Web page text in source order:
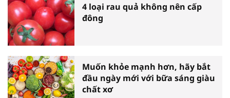
4 loại rau quả không nên cấp
đông
Muốn khỏe mạnh hơn, hãy bắt
đầu ngày mới với bữa sáng giàu
chất xơ